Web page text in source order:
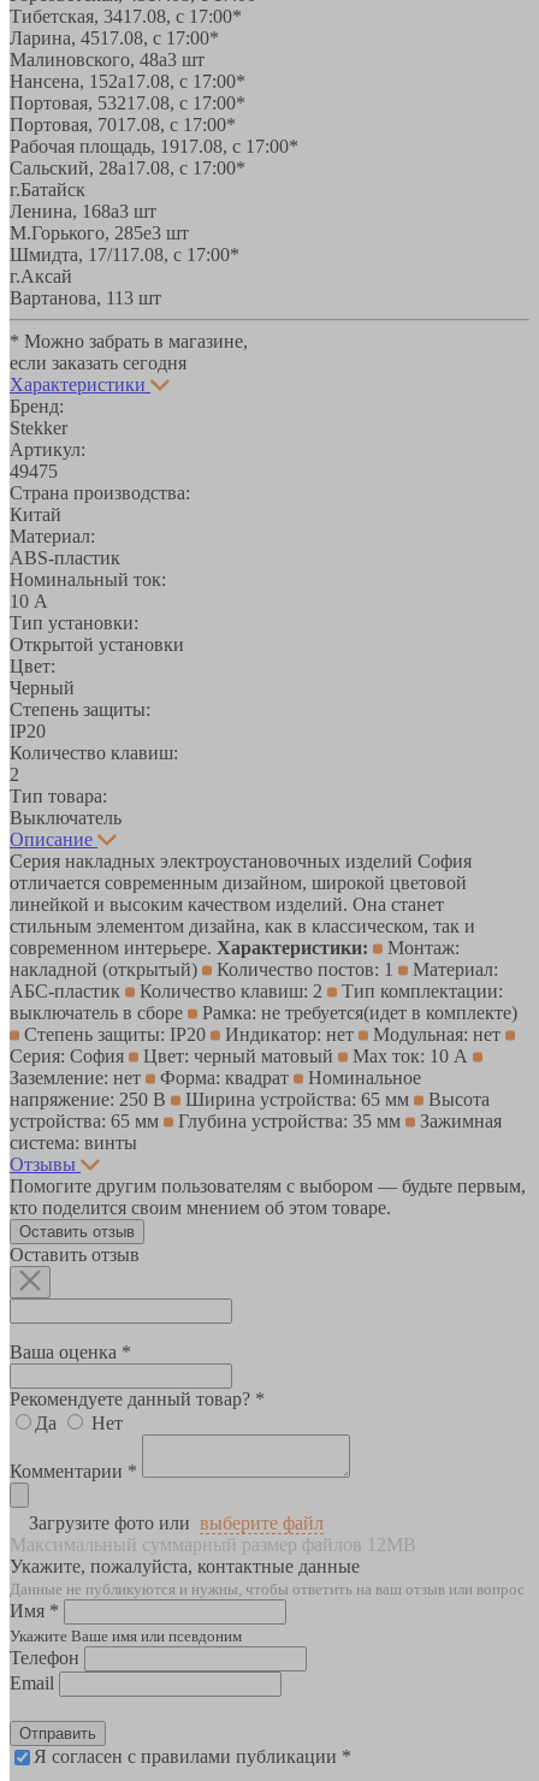
Тибетская, 3417.08, с 17:00*
Ларина, 4517.08, с 17:00*
Малиновского, 48а3 шт
Нансена, 152а17.08, с 17:00*
Портовая, 53217.08, с 17:00*
Портовая, 7017.08, с 17:00*
Рабочая площадь, 1917.08, с 17:00*
Сальский, 28a17.08, с 17:00*
г.Батайск
Ленина, 168а3 шт
М.Горького, 285е3 шт
Шмидта, 17/117.08, с 17:00*
г.Аксай
Вартанова, 113 шт
* Можно забрать в магазине,
если заказать сегодня
Характеристики
Бренд:
Stekker
Артикул:
49475
Страна производства:
Китай
Материал:
ABS-пластик
Номинальный ток:
10 А
Тип установки:
Открытой установки
Цвет:
Черный
Степень защиты:
IP20
Количество клавиш:
2
Тип товара:
Выключатель
Описание
Серия накладных электроустановочных изделий София
отличается современным дизайном, широкой цветовой
линейкой и высоким качеством изделий. Она станет
стильным элементом дизайна, как в классическом, так и
современном интерьере. Характеристики:
Монтаж:
накладной (открытый)
Количество постов: 1
Материал:
АБС-пластик
Количество клавиш: 2
Тип комплектации:
выключатель в сборе
Рамка: не требуется(идет в комплекте)
Степень защиты: IP20
Индикатор: нет
Модульная: нет
Серия: София
Цвет: черный матовый
Max ток: 10 А
Заземление: нет
Форма: квадрат
Номинальное
напряжение: 250 В
Ширина устройства: 65 мм
Высота
устройства: 65 мм
Глубина устройства: 35 мм
Зажимная
система: винты
Отзывы
Помогите другим пользователям с выбором — будьте первым,
кто поделится своим мнением об этом товаре.
Оставить отзыв
Оставить отзыв
Ваша оценка *
Рекомендуете данный товар? *
Да
Нет
Комментарии *
Загрузите фото или выберите файл
Максимальный суммарный размер файлов 12MB
Укажите, пожалуйста, контактные данные
Данные не публикуются и нужны, чтобы ответить на ваш отзыв или вопрос
Имя *
Укажите Ваше имя или псевдоним
Телефон
Email
Отправить
Я согласен с правилами публикации *